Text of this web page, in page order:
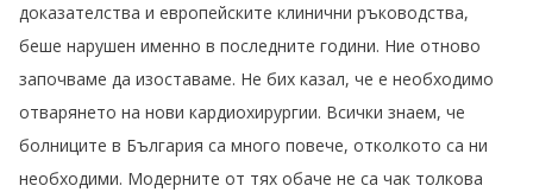
доказателства и европейските клинични ръководства,
беше нарушен именно в последните години. Ние отново
започваме да изоставаме. Не бих казал, че е необходимо
отварянето на нови кардиохирургии. Всички знаем, че
болниците в България са много повече, отколкото са ни
необходими. Модерните от тях обаче не са чак толкова